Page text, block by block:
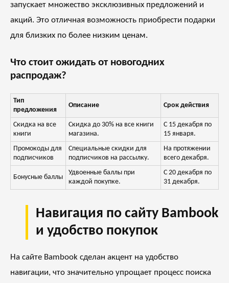
запускает множество эксклюзивных предложений и
акций. Это отличная возможность приобрести подарки
для близких по более низким ценам.
Что стоит ожидать от новогодних
распродаж?
Тип
предложения
Описание Срок действия
Скидка на все
книги
Скидка до 30% на все книги
магазина.
С 15 декабря по
15 января.
Промокоды для
подписчиков
Специальные скидки для
подписчиков на рассылку.
На протяжении
всего декабря.
Бонусные баллы
Удвоенные баллы при
каждой покупке.
С 20 декабря по
31 декабря.
Навигация по сайту Bambook
и удобство покупок
На сайте Bambook сделан акцент на удобство
навигации, что значительно упрощает процесс поиска